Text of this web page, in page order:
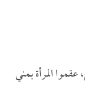
المرأة بمني